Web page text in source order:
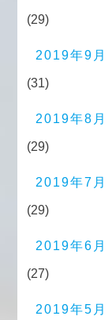
(29)
2019年9月
(31)
2019年8月
(29)
2019年7月
(29)
2019年6月
(27)
2019年5月